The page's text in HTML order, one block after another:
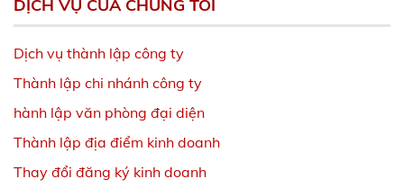
DỊCH VỤ CỦA CHÚNG TÔI
Dịch vụ thành lập công ty
Thành lập chi nhánh công ty
hành lập văn phòng đại diện
Thành lập địa điểm kinh doanh
Thay đổi đăng ký kinh doanh